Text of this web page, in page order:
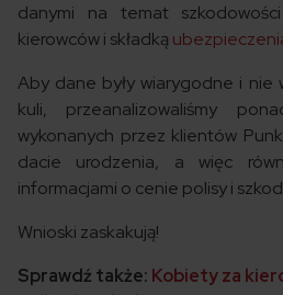
danymi na temat
kierowców i składką
Aby dane były wiarygodne i nie
kuli, przeanalizowaliśmy
wykonanych przez klientów
dacie urodzenia, a więc
informacjami o cenie polisy i
Wnioski zaskakują!
Sprawdź także: Kobiety za